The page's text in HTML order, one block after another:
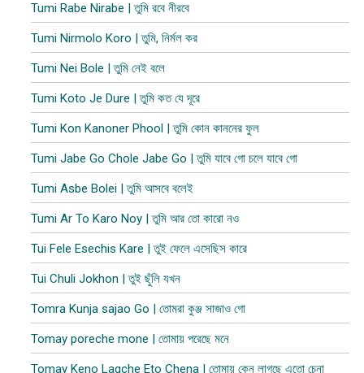
Tumi Rabe Nirabe | তুমি রবে নীরবে
Tumi Nirmolo Koro | তুমি, নির্মল কর
Tumi Nei Bole | তুমি নেই বলে
Tumi Koto Je Dure | তুমি কত যে দূরে
Tumi Kon Kanoner Phool | তুমি কোন কাননের ফুল
Tumi Jabe Go Chole Jabe Go | তুমি যাবে গো চলে যাবে গো
Tumi Asbe Bolei | তুমি আসবে বলেই
Tumi Ar To Karo Noy | তুমি আর তো কারো নও
Tui Fele Esechis Kare | তুই ফেলে এসেছিস কারে
Tui Chuli Jokhon | তুই ছুঁলি যখন
Tomra Kunja sajao Go | তোমরা কুঞ্জ সাজাও গো
Tomay poreche mone | তোমায় পরেছে মনে
Tomay Keno Lagche Eto Chena | তোমায় কেন লাগছে এতো চেনা